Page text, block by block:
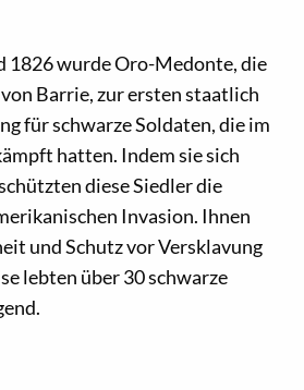
1826 wurde Oro-Medonte, die
Barrie, zur ersten staatlich
für schwarze Soldaten, die im
hatten. Indem sie sich
diese Siedler die
Invasion. Ihnen
und Schutz vor Versklavung
lebten über 30 schwarze